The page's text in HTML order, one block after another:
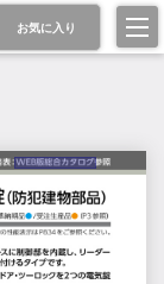
お気に入り